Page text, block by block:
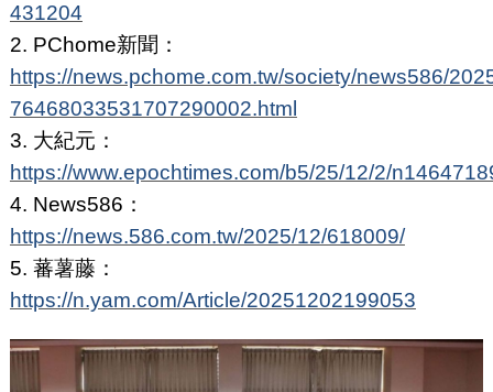
431204
2. PChome新聞：
https://news.pchome.com.tw/society/news586/
76468033531707290002.html
3. 大紀元：
https://www.epochtimes.com/b5/25/12/2/
4. News586：
https://news.586.com.tw/2025/12/618009/
5. 蕃薯藤：
https://n.yam.com/Article/20251202199053